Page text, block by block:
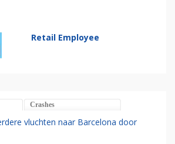
Retail Employee
Crashes
vluchten naar Barcelona door